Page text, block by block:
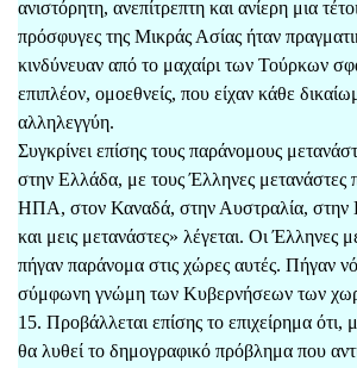
ανιστόρητη, ανεπίτρεπτη και ανίερη μια
πρόσφυγες της Μικράς Ασίας ήταν
κινδύνευαν από το μαχαίρι των Τούρκων
επιπλέον, ομοεθνείς, που είχαν κάθε
αλληλεγγύη.
Συγκρίνει επίσης τους παράνομους
στην Ελλάδα, με τους Έλληνες μετανάστες
ΗΠΑ, στον Καναδά, στην Αυστραλία,
και μεις μετανάστες» λέγεται. Οι Έλληνες
πήγαν παράνομα στις χώρες αυτές. Πήγαν
σύμφωνη γνώμη των Κυβερνήσεων των
15. Προβάλλεται επίσης το επιχείρημα ότι,
θα λυθεί το δημογραφικό πρόβλημα που